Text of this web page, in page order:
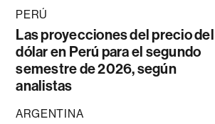
PERÚ
Las proyecciones del precio del
dólar en Perú para el segundo
semestre de 2026, según
analistas
ARGENTINA